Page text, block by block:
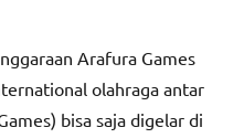
Arafura Games
olahraga antar
bisa saja digelar di